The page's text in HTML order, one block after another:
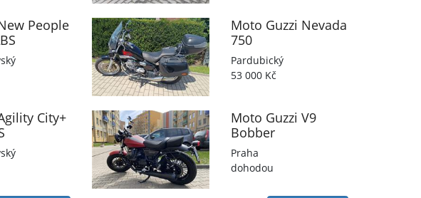
People
City+
Moto Guzzi Nevada
750
Pardubický
53 000 Kč
Moto Guzzi V9
Bobber
Praha
dohodou